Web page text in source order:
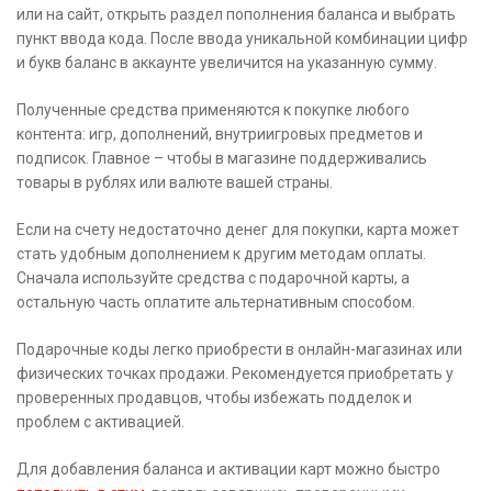
или на сайт, открыть раздел пополнения баланса и выбрать
пункт ввода кода. После ввода уникальной комбинации цифр
и букв баланс в аккаунте увеличится на указанную сумму.
Полученные средства применяются к покупке любого
контента: игр, дополнений, внутриигровых предметов и
подписок. Главное – чтобы в магазине поддерживались
товары в рублях или валюте вашей страны.
Если на счету недостаточно денег для покупки, карта может
стать удобным дополнением к другим методам оплаты.
Сначала используйте средства с подарочной карты, а
остальную часть оплатите альтернативным способом.
Подарочные коды легко приобрести в онлайн-магазинах или
физических точках продажи. Рекомендуется приобретать у
проверенных продавцов, чтобы избежать подделок и
проблем с активацией.
Для добавления баланса и активации карт можно быстро